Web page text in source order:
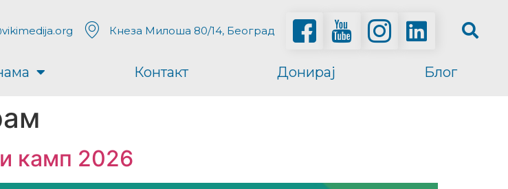
Кнеза Милоша 80/14, Београд
Контакт Донирај Блог
камп 2026